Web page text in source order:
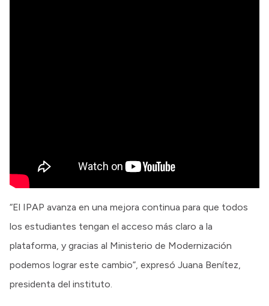
“El IPAP avanza en una mejora continua para que todos
los estudiantes tengan el acceso más claro a la
plataforma, y gracias al Ministerio de Modernización
podemos lograr este cambio”, expresó Juana Benítez,
presidenta del instituto.